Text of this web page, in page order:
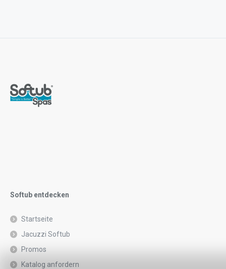
Softub entdecken
Startseite
Jacuzzi Softub
Promos
Katalog anfordern